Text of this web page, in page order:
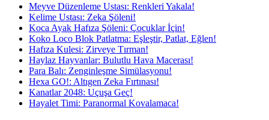
Meyve Düzenleme Ustası: Renkleri Yakala!
Kelime Ustası: Zeka Şöleni!
Koca Ayak Hafıza Şöleni: Çocuklar İçin!
Koko Loco Blok Patlatma: Eşleştir, Patlat, Eğlen!
Hafıza Kulesi: Zirveye Tırman!
Haylaz Hayvanlar: Bulutlu Hava Macerası!
Para Balı: Zenginleşme Simülasyonu!
Hexa GO!: Altıgen Zeka Fırtınası!
Kanatlar 2048: Uçuşa Geç!
Hayalet Timi: Paranormal Kovalamaca!